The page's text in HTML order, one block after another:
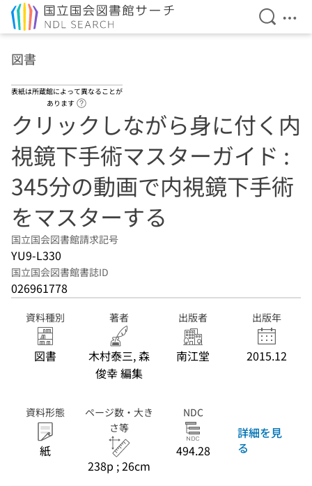
検索を
メ
図書
表紙は所蔵館によって異なることが
あります
クリックしながら身に付く内
視鏡下手術マスターガイド :
345分の動画で内視鏡下手術
をマスターする
国立国会図書館請求記号
YU9-L330
国立国会図書館書誌ID
026961778
資料種別
図書
著者
木村泰三, 森
俊幸 編集
出版者
南江堂
出版年
2015.12
資料形態
紙
ページ数・大き
さ等
238p ; 26cm
NDC
494.28
詳細を見
る